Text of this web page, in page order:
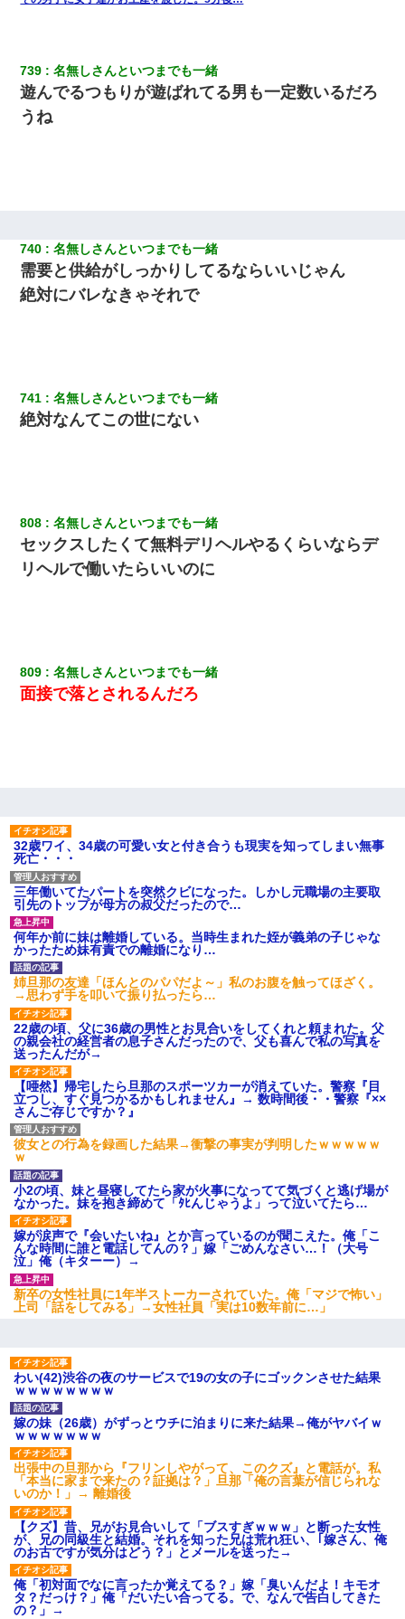
739 名無しさんといつまでも一緒
遊んでるつもりが遊ばれてる男も一定数いるだろ
うね
740 名無しさんといつまでも一緒
需要と供給がしっかりしてるならいいじゃん
絶対にバレなきゃそれで
741 名無しさんといつまでも一緒
絶対なんてこの世にない
808 名無しさんといつまでも一緒
セックスしたくて無料デリヘルやるくらいならデ
リヘルで働いたらいいのに
809 名無しさんといつまでも一緒
面接で落とされるんだろ
32歳ワイ、34歳の可愛い女と付き合うも現実を知ってしまい無事
死亡・・・
三年働いてたパートを突然クビになった。しかし元職場の主要取
引先のトップが母方の叔父だったので…
何年か前に妹は離婚している。当時生まれた姪が義弟の子じゃな
かったため妹有責での離婚になり…
姉旦那の友達「ほんとのパパだよ～」私のお腹を触ってほざく。
→思わず手を叩いて振り払ったら…
22歳の頃、父に36歳の男性とお見合いをしてくれと頼まれた。父
の親会社の経営者の息子さんだったので、父も喜んで私の写真を
送ったんだが→
【唖然】帰宅したら旦那のスポーツカーが消えていた。警察『目
立つし、すぐ見つかるかもしれません』→ 数時間後・・警察『××
さんご存じですか？』
彼女との行為を録画した結果→衝撃の事実が判明したｗｗｗｗｗ
ｗ
小2の頃、妹と昼寝してたら家が火事になってて気づくと逃げ場が
なかった。妹を抱き締めて「ﾀﾋんじゃうよ」って泣いてたら…
嫁が涙声で『会いたいね』とか言っているのが聞こえた。俺「こ
んな時間に誰と電話してんの？」嫁「ごめんなさい…！（大号
泣」俺（キターー）→
新卒の女性社員に1年半ストーカーされていた。俺「マジで怖い」
上司「話をしてみる」→女性社員「実は10数年前に…」
わい(42)渋谷の夜のサービスで19の女の子にゴックンさせた結果
ｗｗｗｗｗｗｗｗ
嫁の妹（26歳）がずっとウチに泊まりに来た結果→俺がヤバイｗ
ｗｗｗｗｗｗｗ
出張中の旦那から『フリンしやがって、このクズ』と電話が。私
「本当に家まで来たの？証拠は？」旦那「俺の言葉が信じられな
いのか！」→ 離婚後
【クズ】昔、兄がお見合いして「ブスすぎｗｗｗ」と断った女性
が、兄の同級生と結婚。それを知った兄は荒れ狂い、｢嫁さん、俺
のお古ですが気分はどう？」とメールを送った→
俺「初対面でなに言ったか覚えてる？」嫁「臭いんだよ！キモオ
タ？だっけ？」俺「だいたい合ってる。で、なんで告白してきた
の？」→